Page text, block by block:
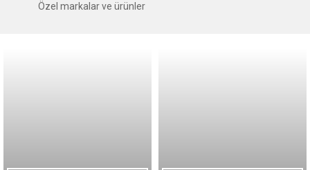
Özel markalar ve ürünler